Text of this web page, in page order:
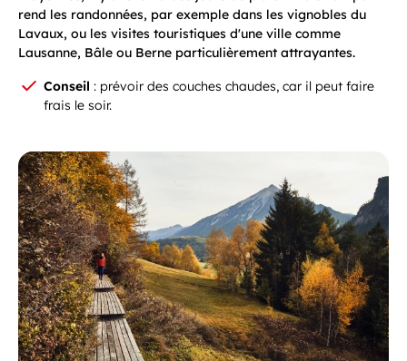
rend les randonnées, par exemple dans les vignobles du
Lavaux, ou les visites touristiques d'une ville comme
Lausanne, Bâle ou Berne particulièrement attrayantes.
Conseil : prévoir des couches chaudes, car il peut faire
frais le soir.